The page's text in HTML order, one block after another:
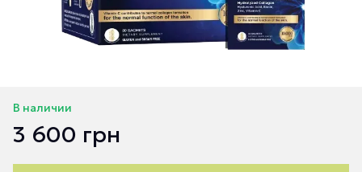
В наличии
3 600 грн